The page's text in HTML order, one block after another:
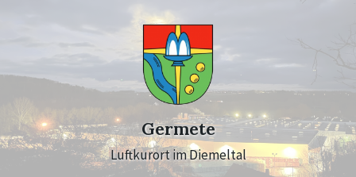
Germete
Luftkurort im Diemeltal